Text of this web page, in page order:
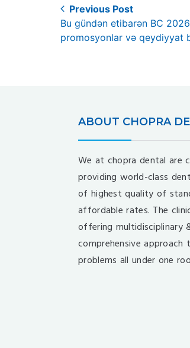
Post
navigation
Previous Post
Previous
post:
Bu gündən etibarən BC
promosyonlar və qeydiyyat
ABOUT CHOPRA
We at chopra dental are
providing world-class
of highest quality of
affordable rates. The
offering multidisciplinary
comprehensive approach
problems all under one